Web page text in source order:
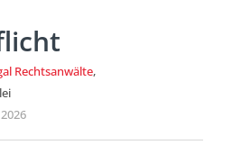
Rechtsanwälte,